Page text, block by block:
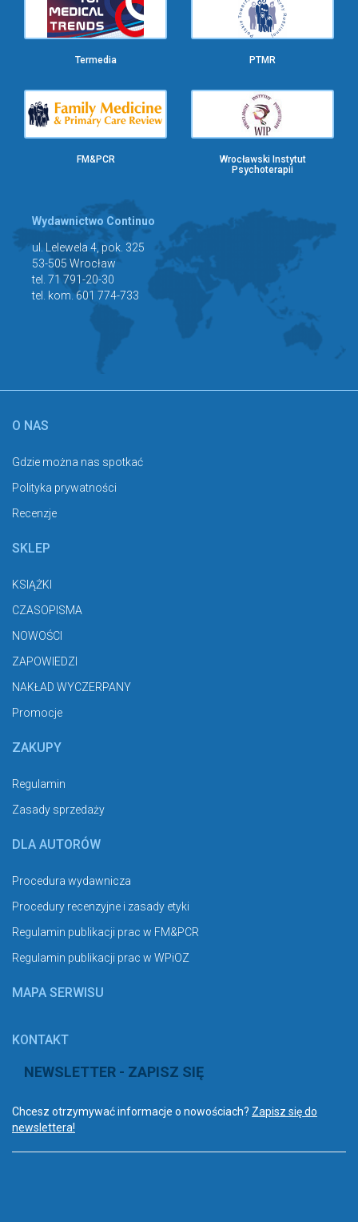
Termedia PTMR
FM&PCR
Wrocławski Instytut
Psychoterapii
Wydawnictwo Continuo
ul. Lelewela 4, pok. 325
53-505 Wrocław
tel. 71 791-20-30
tel. kom. 601 774-733
O NAS
Gdzie można nas spotkać
Polityka prywatności
Recenzje
SKLEP
KSIĄŻKI
CZASOPISMA
NOWOŚCI
ZAPOWIEDZI
NAKŁAD WYCZERPANY
Promocje
ZAKUPY
Regulamin
Zasady sprzedaży
DLA AUTORÓW
Procedura wydawnicza
Procedury recenzyjne i zasady etyki
Regulamin publikacji prac w FM&PCR
Regulamin publikacji prac w WPiOZ
MAPA SERWISU
KONTAKT
NEWSLETTER - ZAPISZ SIĘ
Chcesz otrzymywać informacje o nowościach? Zapisz się do
newslettera!